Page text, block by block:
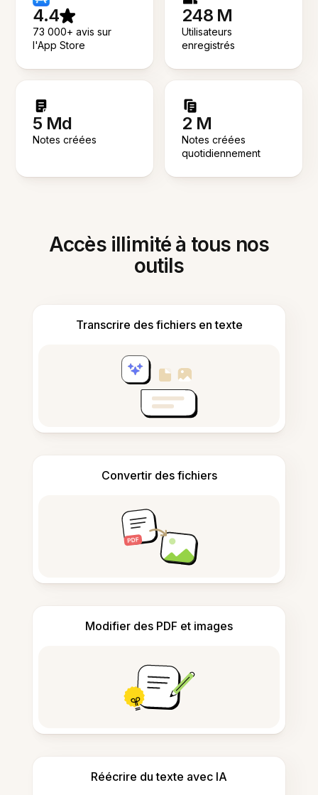
4.4
73 000+ avis sur
l'App Store
248 M
Utilisateurs
enregistrés
5 Md
Notes créées
2 M
Notes créées
quotidiennement
Accès illimité à tous nos
outils
Transcrire des fichiers en texte
Convertir des fichiers
Modifier des PDF et images
Réécrire du texte avec IA